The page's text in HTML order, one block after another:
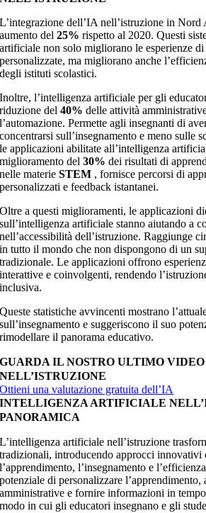
L’integrazione dell’IA nell’istruzione in Nord
aumento del25% rispetto al 2020. Questi
artificiale non solo migliorano le esperienze
personalizzate, ma migliorano anche
degli istituti scolastici.
Inoltre, l’intelligenza artificiale per gli
riduzione del40% delle attività
l’automazione. Permette agli insegnanti di
concentrarsi sull’insegnamento e meno sulle
le applicazioni abilitate all’intelligenza
miglioramento del30% dei risultati di
nelle materieSTEM , fornisce percorsi di
personalizzati e feedback istantanei.
Oltre a questi miglioramenti, le applicazioni
sull’intelligenza artificiale stanno aiutando a
nell’accessibilità dell’istruzione. Raggiunge
in tutto il mondo che non dispongono di un
tradizionale. Le applicazioni offrono
interattive e coinvolgenti, rendendo
inclusiva.
Queste statistiche avvincenti mostrano
sull’insegnamento e suggeriscono il suo
rimodellare il panorama educativo.
GUARDA IL NOSTRO ULTIMO VIDEO
NELL’ISTRUZIONE
Ottieni una valutazione gratuita dell’IA
INTELLIGENZA ARTIFICIALE
PANORAMICA
L’intelligenza artificiale nell’istruzione
tradizionali, introducendo approcci innovativi
l’apprendimento, l’insegnamento e
potenziale di personalizzare l’apprendimento,
amministrative e fornire informazioni in
modo in cui gli educatori insegnano e gli